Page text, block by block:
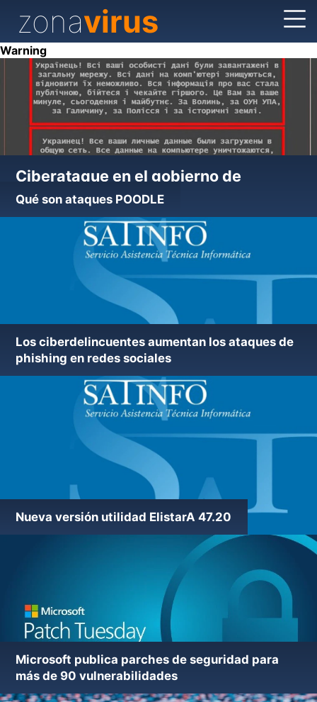
Warning
zonavirus
Ciberataque en el gobierno de
Ucrania
Qué son ataques POODLE
Nueva versión utilidad ElistarA 47.21
Los ciberdelincuentes aumentan los ataques de
phishing en redes sociales
Nueva versión utilidad ElistarA 47.20
Microsoft publica parches de seguridad para
más de 90 vulnerabilidades